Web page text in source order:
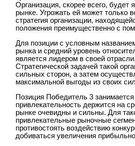
Организация, скорее всего,
рынке. Угрожать ей может только
стратегия организации,
положения преимущественно с
Для позиции с условным
рынка и средний уровень
является лидером в своей
Стратегической задачей такой
сильных сторон, а затем
максимальной выгоды из своих
Позиция Победитель 3
привлекательность держится на
рынке очевидны и сильны. Для
привлекательные рыночные
противостоять воздействию
добиваться увеличения